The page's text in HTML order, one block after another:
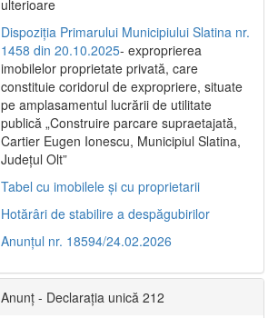
ulterioare
Dispoziția Primarului Municipiului Slatina nr.
1458 din 20.10.2025- exproprierea
imobilelor proprietate privată, care
constituie coridorul de expropriere, situate
pe amplasamentul lucrării de utilitate
publică „Construire parcare supraetajată,
Cartier Eugen Ionescu, Municipiul Slatina,
Județul Olt”
Tabel cu imobilele și cu proprietarii
Hotărâri de stabilire a despăgubirilor
Anunțul nr. 18594/24.02.2026
Anunț - Declarația unică 212